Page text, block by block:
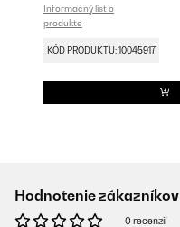
Informačný list o
produkte
KÓD PRODUKTU: 10045917
Hodnotenie zákazníkov
0 recenzií